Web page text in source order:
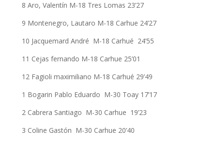
8 Aro, Valentín M-18 Tres Lomas 23’27
9 Montenegro, Lautaro M-18 Carhue 24’27
10 Jacquemard André M-18 Carhué 24’55
11 Cejas fernando M-18 Carhue 25’01
12 Fagioli maximiliano M-18 Carhué 29’49
1 Bogarin Pablo Eduardo M-30 Toay 17’17
2 Cabrera Santiago M-30 Carhue 19’23
3 Coline Gastón M-30 Carhue 20’40